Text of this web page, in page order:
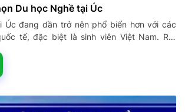
Du học Nghề tại Úc
Úc đang dần trở nên phổ biến hơn với các
tế, đặc biệt là sinh viên Việt Nam. Rất
các điều kiện du học khắt khe, chính vì
là con đường được nhiều bạn lựa chọn
nghề tại Úc các bạn nhé!